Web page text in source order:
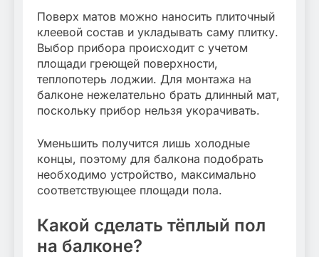
Поверх матов можно наносить плиточный
клеевой состав и укладывать саму плитку.
Выбор прибора происходит с учетом
площади греющей поверхности,
теплопотерь лоджии. Для монтажа на
балконе нежелательно брать длинный мат,
поскольку прибор нельзя укорачивать.
Уменьшить получится лишь холодные
концы, поэтому для балкона подобрать
необходимо устройство, максимально
соответствующее площади пола.
Какой сделать тёплый пол
на балконе?